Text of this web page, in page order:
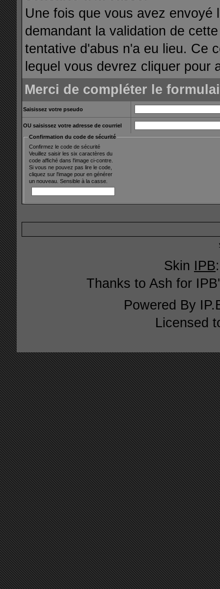
Une fois que vous avez envoyé
demandant la validation de
tentative d'abus n'a eu lieu. Ce
lequel vous devrez cliquer pour
Merci de compléter le
Saisissez votre pseudo
OU saisissez votre adresse de courriel
Confirmation du code de sécurité
Confirmez le code de sécurité
Veuillez saisir les six caractères du
code affiché dans l'image ci-contre.
Si vous ne pouvez pas lire le code,
cliquez sur l'image pour en générer
un nouveau. Sensible à la casse.
Skin IPB
Thanks to Ash for
Powered By
Licensed